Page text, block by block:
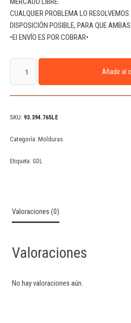
CUALQUIER PROBLEMA LO
DISPOSICIÓN POSIBLE, PARA QUE
•El ENVÍO ES POR COBRAR•
Añadir al
SKU: 93.394.765LE
Categoría: Molduras
Etiqueta: GDL
Valoraciones (0)
Valoraciones
No hay valoraciones aún.